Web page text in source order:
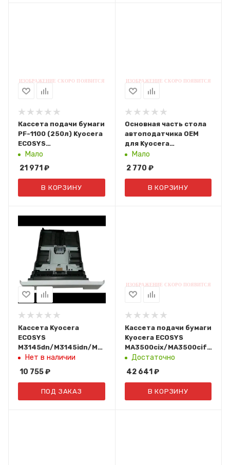
Кассета подачи бумаги
PF-1100 (250л) Kyocera
ECOSYS
P2040dn/P2040dw/P2235dn/P2235dw/M2040dn/
(1203RA0UN0)
Мало
21 971 ₽
В КОРЗИНУ
Основная часть стола
автоподатчика OEM
для Kyocera
M2135dn/M2040dn/
302S094020
Мало
2 770 ₽
В КОРЗИНУ
Кассета Kyocera
ECOSYS
M3145dn/M3145idn/M3645dn
CT-3200/CT-
упаковка)
Нет в наличии
10 755₽
ПОД ЗАКАЗ
Кассета подачи бумаги
Kyocera ECOSYS
MA3500cix/MA3500cifx,
ECOSYS
ECOSYS
PA3500cx/PA4000cx
(500 л.)
Достаточно
42 641 ₽
В КОРЗИНУ